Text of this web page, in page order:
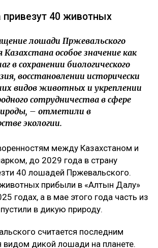
привезут 40 животных
лошади Пржевальского
особое значение как
в сохранении биологического
восстановлении исторически
видов животных и укреплении
сотрудничества в сфере
– отметили в
экологии.
между Казахстаном и
до 2029 года в страну
40 лошадей Пржевальского.
прибыли в «Алтын Далу»
годах, а в мае этого года часть из
в дикую природу.
считается последним
дикой лошади на планете.